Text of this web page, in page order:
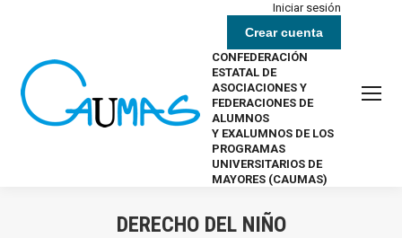
Iniciar sesión
Crear cuenta
CONFEDERACIÓN
ESTATAL DE
ASOCIACIONES Y
FEDERACIONES DE
ALUMNOS
Y EXALUMNOS DE LOS
PROGRAMAS
UNIVERSITARIOS DE
MAYORES (CAUMAS)
DERECHO DEL NIÑO